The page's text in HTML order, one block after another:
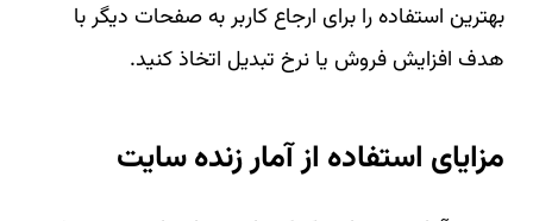
بهترین استفاده را برای ارجاع کاربر به صفحات دیگر با
هدف افزایش فروش یا نرخ تبدیل اتخاذ کنید.
مزایای استفاده از آمار زنده سایت